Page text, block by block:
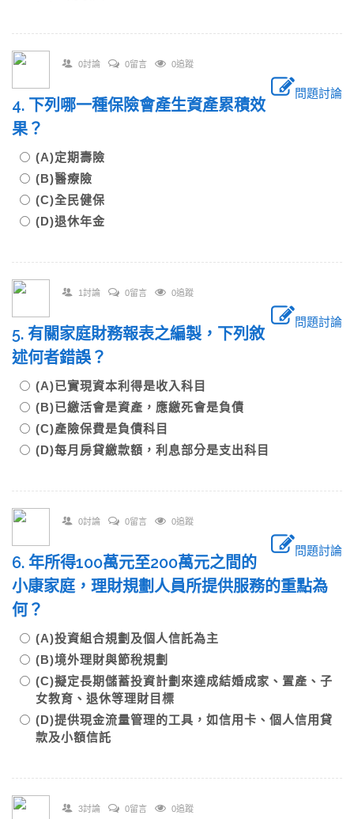
0討論 0留言 0追蹤
問題討論
4. 下列哪一種保險會產生資產累積效
果？
(A)定期壽險
(B)醫療險
(C)全民健保
(D)退休年金
1討論 0留言 0追蹤
問題討論
5. 有關家庭財務報表之編製，下列敘
述何者錯誤？
(A)已實現資本利得是收入科目
(B)已繳活會是資產，應繳死會是負債
(C)產險保費是負債科目
(D)每月房貸繳款額，利息部分是支出科目
0討論 0留言 0追蹤
問題討論
6. 年所得100萬元至200萬元之間的
小康家庭，理財規劃人員所提供服務的重點為
何？
(A)投資組合規劃及個人信託為主
(B)境外理財與節稅規劃
(C)擬定長期儲蓄投資計劃來達成結婚成家、置產、子
女教育、退休等理財目標
(D)提供現金流量管理的工具，如信用卡、個人信用貸
款及小額信託
3討論 0留言 0追蹤